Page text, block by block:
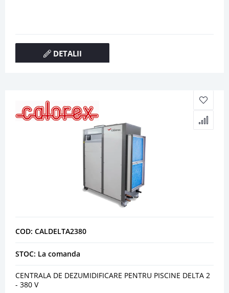
DETALII
COD: CALDELTA2380
STOC: La comanda
CENTRALA DE DEZUMIDIFICARE PENTRU PISCINE DELTA 2
- 380 V